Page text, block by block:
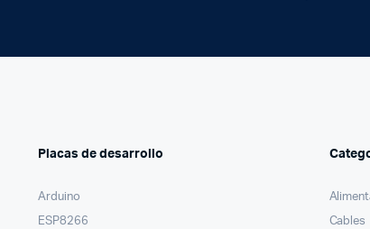
Placas de desarrollo
Arduino
ESP8266 Cables